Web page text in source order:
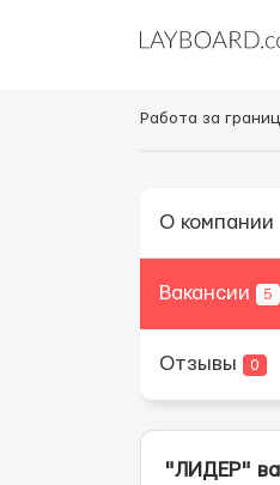
Работа за
О компании
Вакансии 5
Отзывы 0
"ЛИДЕР"